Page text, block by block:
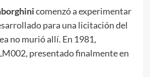
comenzó a experimentar
para una licitación del
no murió allí. En 1981,
presentado finalmente en